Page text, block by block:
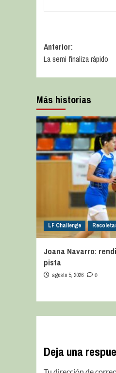
Anterior:
La semi finaliza rápido
Más historias
LF Challenge
Joana Navarro:
pista
agosto 5, 2026 0
Deja una